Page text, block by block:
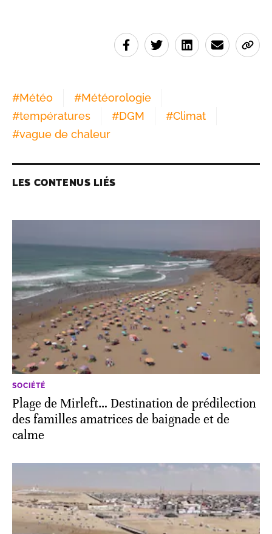
#Météo #Météorologie
#températures #DGM #Climat
#vague de chaleur
LES CONTENUS LIÉS
SOCIÉTÉ
Plage de Mirleft… Destination de prédilection
des familles amatrices de baignade et de
calme